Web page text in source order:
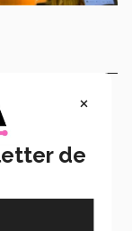
y Agentes
(MADOC) del
online a
×
de